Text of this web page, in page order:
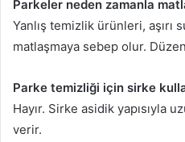
Parkeler neden zamanla
Yanlış temizlik ürünleri, aşırı
matlaşmaya sebep olur.
Parke temizliği için sirke
Hayır. Sirke asidik yapısıyla
verir.